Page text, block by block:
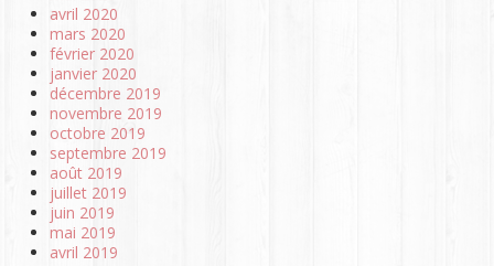
avril 2020
mars 2020
février 2020
janvier 2020
décembre 2019
novembre 2019
octobre 2019
septembre 2019
août 2019
juillet 2019
juin 2019
mai 2019
avril 2019